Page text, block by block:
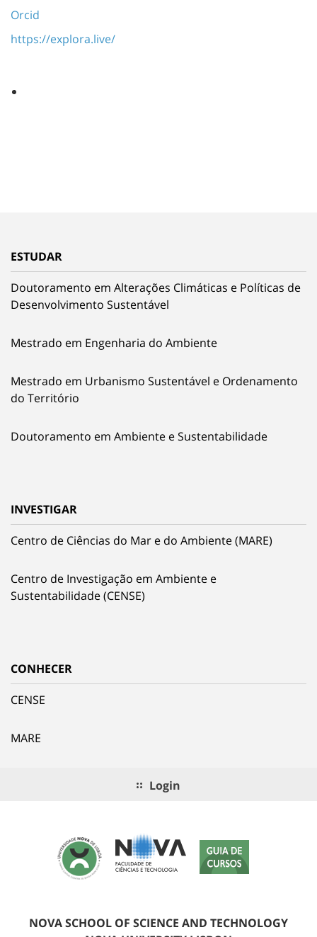
Orcid
https://explora.live/
ESTUDAR
Doutoramento em Alterações Climáticas e Políticas de
Desenvolvimento Sustentável
Mestrado em Engenharia do Ambiente
Mestrado em Urbanismo Sustentável e Ordenamento
do Território
Doutoramento em Ambiente e Sustentabilidade
INVESTIGAR
Centro de Ciências do Mar e do Ambiente (MARE)
Centro de Investigação em Ambiente e
Sustentabilidade (CENSE)
CONHECER
CENSE
MARE
Login
NOVA SCHOOL OF SCIENCE AND TECHNOLOGY